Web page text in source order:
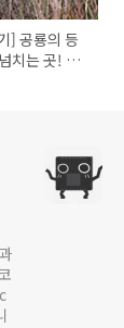
] 공룡의 등
치는 곳! 신